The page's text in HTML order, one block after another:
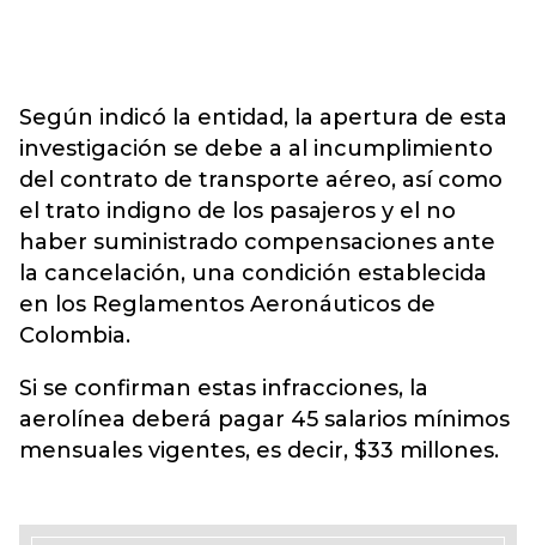
Según indicó la entidad, la apertura de esta
investigación se debe a al incumplimiento
del contrato de transporte aéreo, así como
el trato indigno de los pasajeros y el no
haber suministrado compensaciones ante
la cancelación, una condición establecida
en los Reglamentos Aeronáuticos de
Colombia.
Si se confirman estas infracciones, la
aerolínea deberá pagar 45 salarios mínimos
mensuales vigentes, es decir, $33 millones.